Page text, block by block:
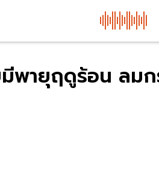
พายุฤดูร้อน ลมก